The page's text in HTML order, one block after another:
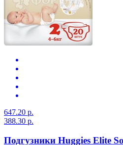
647.20 р.
388.30 р.
Подгузники Huggies Elite